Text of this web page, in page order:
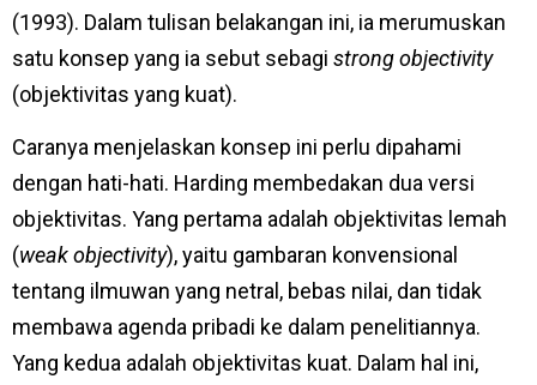
(1993). Dalam tulisan belakangan ini, ia merumuskan
satu konsep yang ia sebut sebagi strong objectivity
(objektivitas yang kuat).
Caranya menjelaskan konsep ini perlu dipahami
dengan hati-hati. Harding membedakan dua versi
objektivitas. Yang pertama adalah objektivitas lemah
(weak objectivity), yaitu gambaran konvensional
tentang ilmuwan yang netral, bebas nilai, dan tidak
membawa agenda pribadi ke dalam penelitiannya.
Yang kedua adalah objektivitas kuat. Dalam hal ini,